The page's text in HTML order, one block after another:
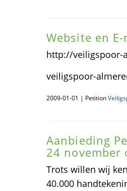
Website en
http://veiligspoor-
veiligspoor-
2009-01-01 | Petition
Aanbieding
24 november
Trots willen wij
40.000